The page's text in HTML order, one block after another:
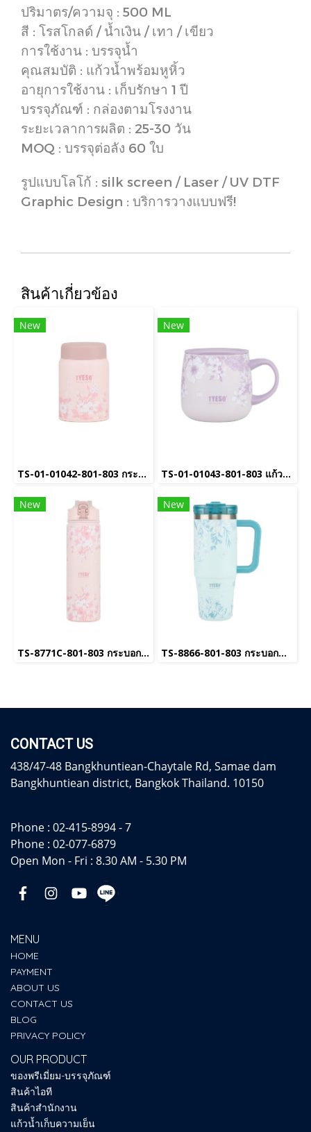
ปริมาตร/ความจุ : 500 ML
สี : โรสโกลด์ / น้ำเงิน / เทา / เขียว
การใช้งาน : บรรจุน้ำ
คุณสมบัติ : แก้วน้ำพร้อมหูหิ้ว
อายุการใช้งาน : เก็บรักษา 1 ปี
บรรจุภัณฑ์ : กล่องตามโรงงาน
ระยะเวลาการผลิต : 25-30 วัน
MOQ : บรรจุต่อลัง 60 ใบ
รูปแบบโลโก้ : silk screen / Laser / UV DTF
Graphic Design : บริการวางแบบฟรี!
สินค้าเกี่ยวข้อง
New
TS-01-01042-801-803 กระบอกน้ำเก็บอุณหภูมิ
New
TS-01-01043-801-803 แก้วกาแฟเซรามิค
New
TS-8771C-801-803 กระบอกน้ำเก็บอุณหภูมิ
New
TS-8866-801-803 กระบอกน้ำเก็บอุณหภูมิ
CONTACT US
438/47-48 Bangkhuntiean-Chaytale Rd, Samae dam
Bangkhuntiean district, Bangkok Thailand. 10150
Phone : 02-415-8994 - 7
Phone : 02-077-6879
Open Mon - Fri : 8.30 AM - 5.30 PM
MENU
HOME
PAYMENT
ABOUT US
CONTACT US
BLOG
PRIVACY POLICY
OUR PRODUCT
ของพรีเมี่ยม-บรรจุภัณฑ์
สินค้าไอที
สินค้าสำนักงาน
แก้วน้ำเก็บความเย็น